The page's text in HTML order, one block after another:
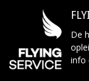
De
info